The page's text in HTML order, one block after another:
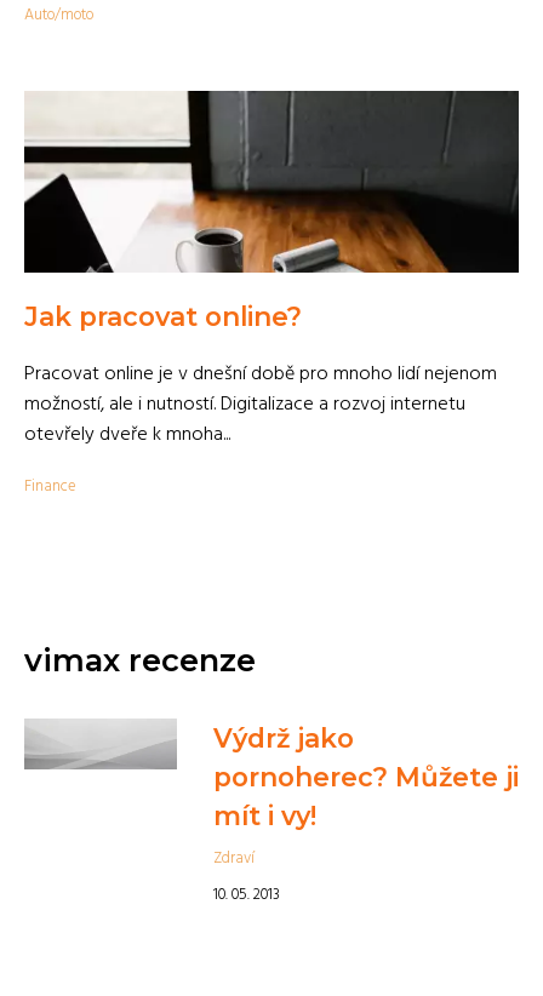
Auto/moto
Jak pracovat online?
Pracovat online je v dnešní době pro mnoho lidí nejenom
možností, ale i nutností. Digitalizace a rozvoj internetu
otevřely dveře k mnoha...
Finance
vimax recenze
Výdrž jako
pornoherec? Můžete ji
mít i vy!
Zdraví
10. 05. 2013